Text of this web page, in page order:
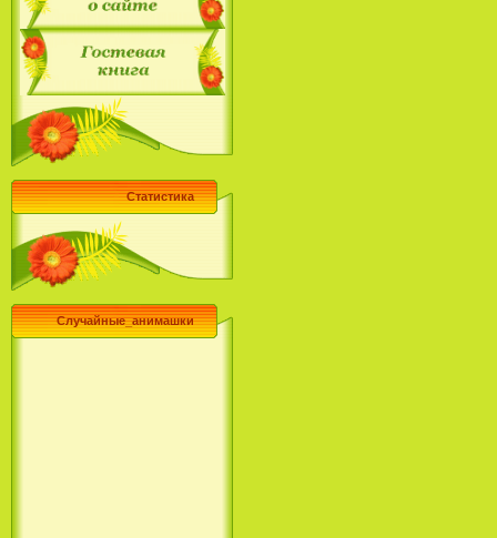
Статистика
Случайные_анимашки